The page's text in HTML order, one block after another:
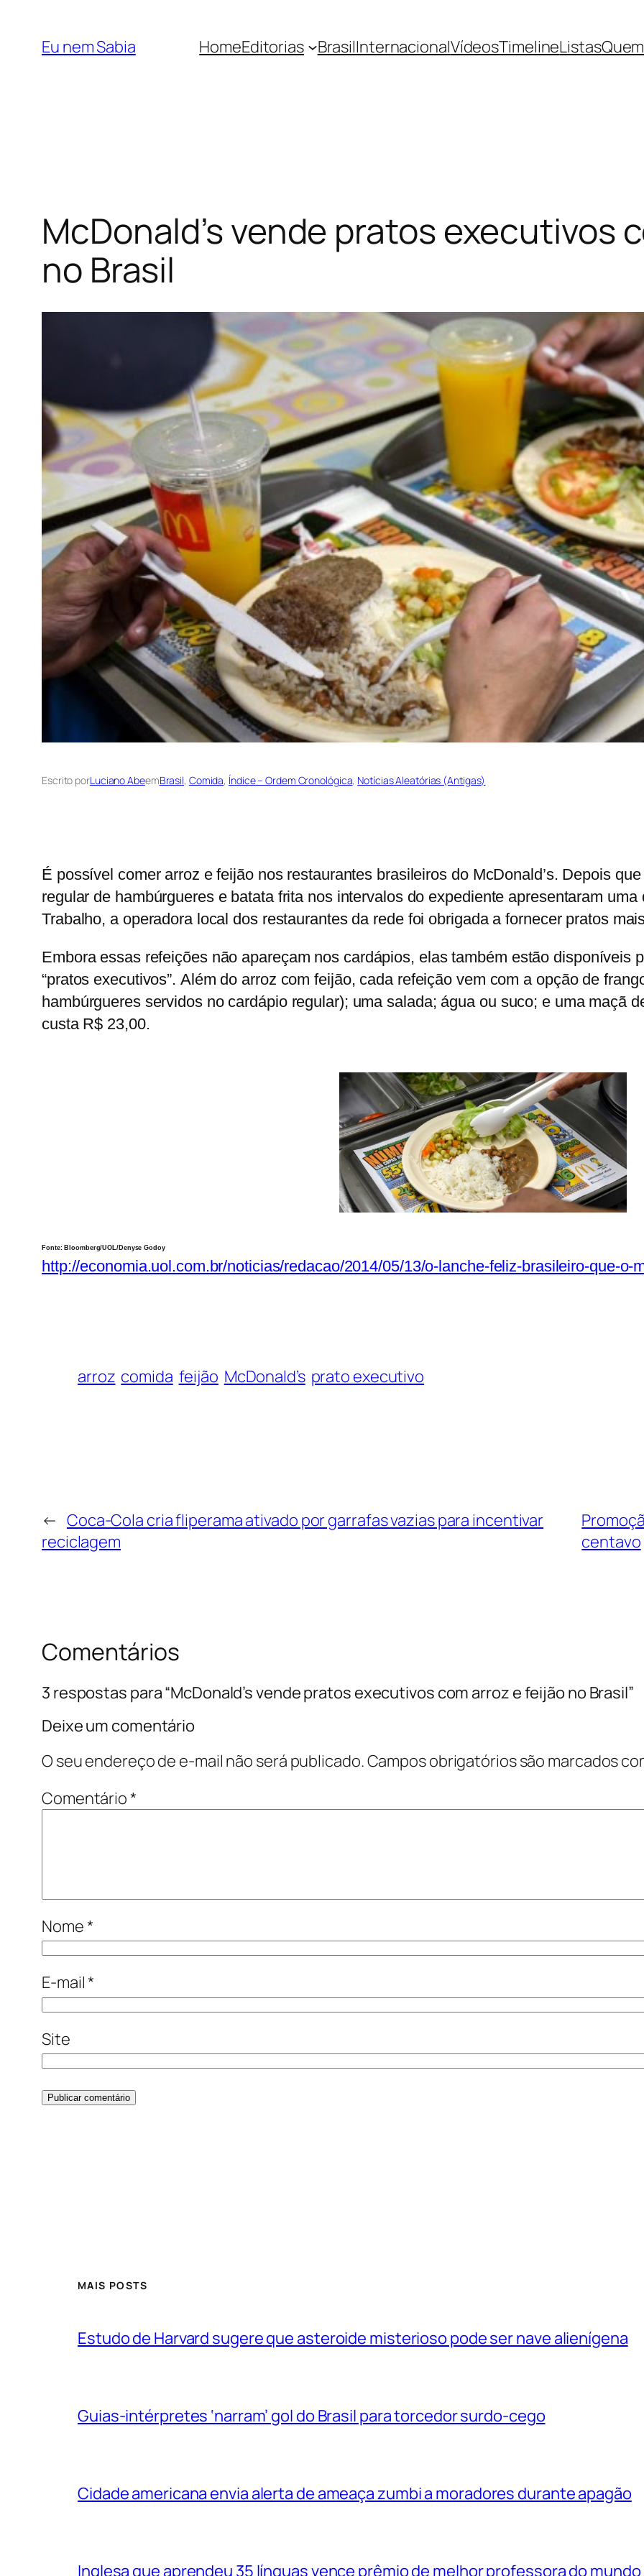
Eu nem Sabia HomeEditorias BrasilInternacionalVídeosTimelineListas
McDonald’s vende pratos executivos
no Brasil
Escrito porLuciano AbeemBrasil, Comida, Índice – Ordem Cronológica, Notícias Aleatórias (Antigas)
É possível comer arroz e feijão nos restaurantes brasileiros do McDonald’s. Depois
regular de hambúrgueres e batata frita nos intervalos do expediente apresentaram
Trabalho, a operadora local dos restaurantes da rede foi obrigada a fornecer pratos
Embora essas refeições não apareçam nos cardápios, elas também estão disponíveis
“pratos executivos”. Além do arroz com feijão, cada refeição vem com a opção de
hambúrgueres servidos no cardápio regular); uma salada; água ou suco; e uma maçã
custa R$ 23,00.
Fonte: Bloomberg/UOL/Denyse Godoy
http://economia.uol.com.br/noticias/redacao/2014/05/13/o-lanche-feliz-brasileiro-que-o-
arroz comida feijão McDonald’s prato executivo
← Coca-Cola cria fliperama ativado por garrafas vazias para incentivar
reciclagem
centavo
Comentários
3 respostas para “McDonald’s vende pratos executivos com arroz e feijão no Brasil”
Deixe um comentário
O seu endereço de e-mail não será publicado.Campos obrigatórios são marcados
Comentário*
Nome*
E-mail*
Site
MAIS POSTS
Estudo de Harvard sugere que asteroide misterioso pode ser nave alienígena
Guias-intérpretes ‘narram’ gol do Brasil para torcedor surdo-cego
Cidade americana envia alerta de ameaça zumbi a moradores durante apagão
Inglesa que aprendeu 35 línguas vence prêmio de melhor professora do mundo